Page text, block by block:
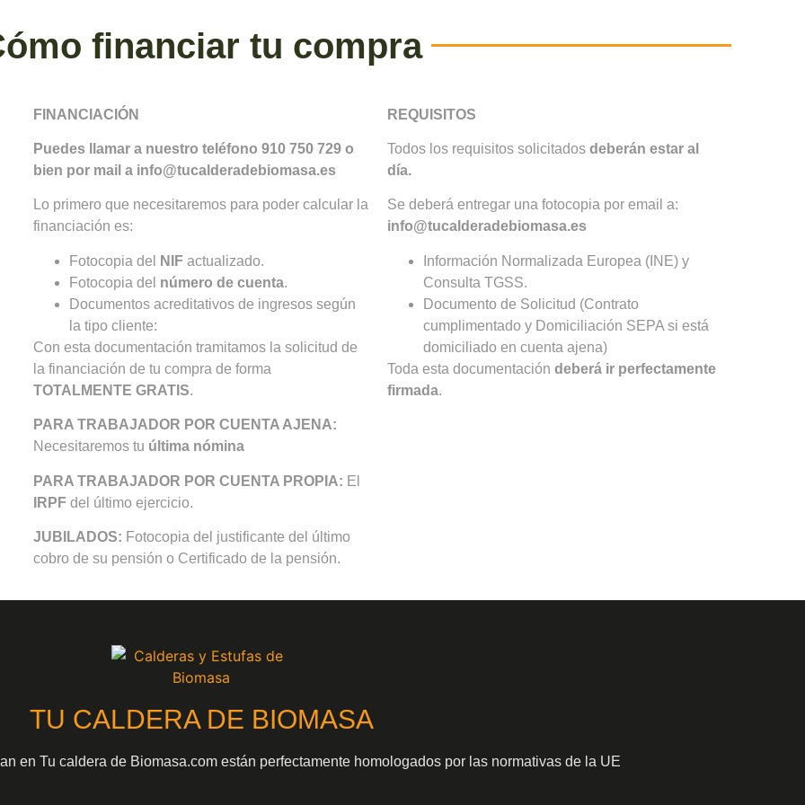
financiar tu compra
FINANCIACIÓN
Puedes llamar a nuestro teléfono 910 750 729 o
bien por mail a info@tucalderadebiomasa.es
Lo primero que necesitaremos para poder calcular la
financiación es:
Fotocopia del NIF actualizado.
Fotocopia del número de cuenta.
Documentos acreditativos de ingresos según
la tipo cliente:
Con esta documentación tramitamos la solicitud de
la financiación de tu compra de forma
TOTALMENTE GRATIS.
PARA TRABAJADOR POR CUENTA AJENA:
Necesitaremos tu última nómina
PARA TRABAJADOR POR CUENTA PROPIA: El
IRPF del último ejercicio.
JUBILADOS: Fotocopia del justificante del último
cobro de su pensión o Certificado de la pensión.
REQUISITOS
Todos los requisitos solicitados deberán estar al
día.
Se deberá entregar una fotocopia por email a:
info@tucalderadebiomasa.es
Información Normalizada Europea (INE) y
Consulta TGSS.
Documento de Solicitud (Contrato
cumplimentado y Domiciliación SEPA si está
domiciliado en cuenta ajena)
Toda esta documentación deberá ir perfectamente
firmada.
TU CALDERA DE BIOMASA
en Tu caldera de Biomasa.com están perfectamente homologados por las normativas de la UE